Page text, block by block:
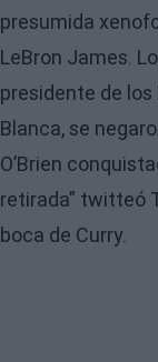
presumida
LeBron James.
presidente de los
Blanca, se
O’Brien
retirada” twitteó
boca de Curry.